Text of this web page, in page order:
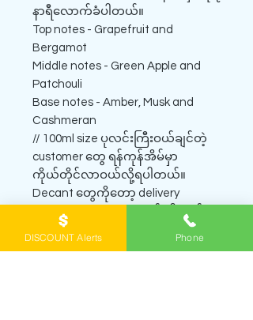
နာရီလောက်ခံပါတယ်။
Top notes - Grapefruit and
Bergamot
Middle notes - Green Apple and
Patchouli
Base notes - Amber, Musk and
Cashmeran
// 100ml size ပုလင်းကြီးဝယ်ချင်တဲ့
customer တွေ ရန်ကုန်အိမ်မှာ
ကိုယ်တိုင်လာဝယ်လို့ရပါတယ်။
Decant တွေကိုတော့ delivery
Prepaid Service နဲ့ပဲရောင်းပါတယ်။
Official website -
DISCOUNT Alerts Phone